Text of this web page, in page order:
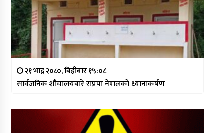
२१ भाद्र २०८०, बिहीबार १५:०८
सार्वजनिक शौचालयबारे राप्रपा नेपालको ध्यानाकर्षण